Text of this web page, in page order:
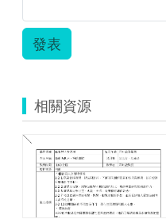
發表
相關資源